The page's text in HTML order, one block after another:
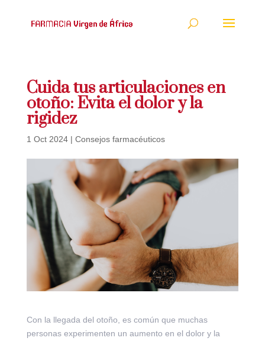
Cuida tus articulaciones en
otoño: Evita el dolor y la
rigidez
1 Oct 2024| Consejos farmacéuticos
Con la llegada del otoño, es común que muchas
personas experimenten un aumento en el dolor y la